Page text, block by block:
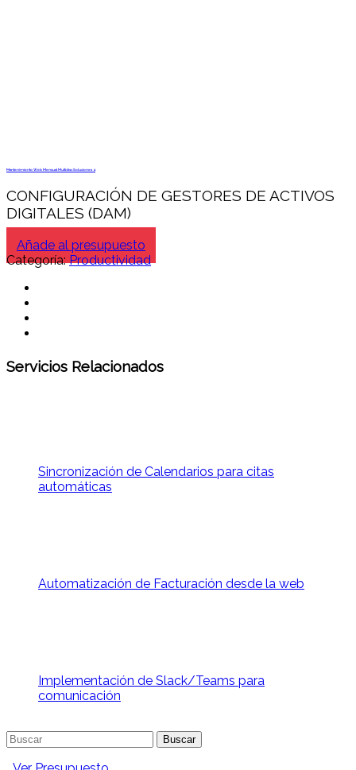
Mantenimiento Web Mensual Multidisc Soluciones 4
CONFIGURACIÓN DE GESTORES DE ACTIVOS
DIGITALES (DAM)
Añade al presupuesto
Categoría:Productividad
Servicios Relacionados
Sincronización de Calendarios para citas
automáticas
Automatización de Facturación desde la web
Implementación de Slack/Teams para
comunicación
Buscar: